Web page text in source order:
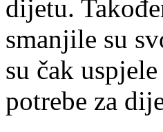
dijetu.
smanjile su
su čak
potrebe za